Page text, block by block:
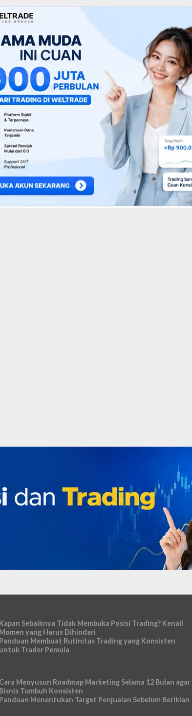
Kapan Sebaiknya Tidak Membuka Posisi Trading? Kenali
Momen yang Harus Dihindari
Panduan Membuat Rutinitas Trading yang Konsisten
untuk Trader Pemula
Cara Menyusun Roadmap Marketing Selama 12 Bulan agar
Bisnis Tumbuh Konsisten
Panduan Menentukan Target Penjualan Sebelum Beriklan